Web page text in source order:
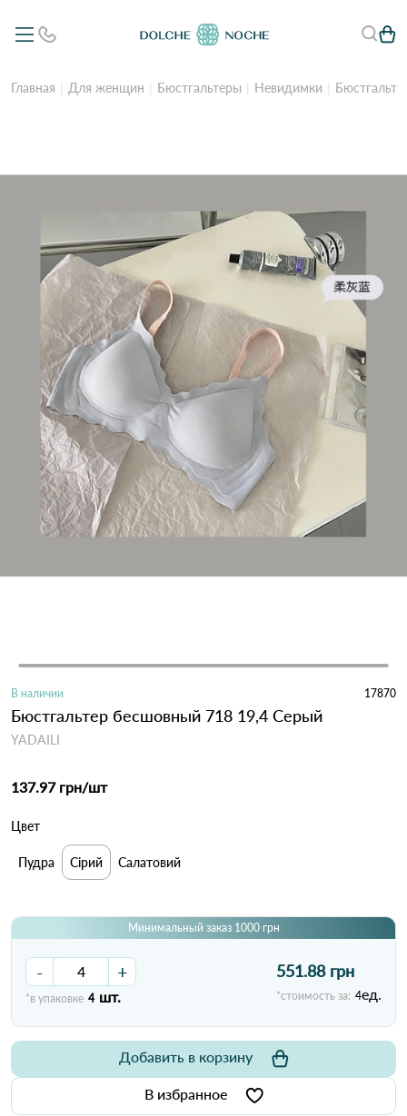
Главная Для женщин Бюстгальтеры Невидимки
В наличии 17870
Бюстгальтер бесшовный 718 19,4 Серый
YADAILI
137.97 грн/шт
Цвет
Пудра Сірий Салатовий
Минимальный заказ 1000 грн
- +
*в упаковке 4 шт.
551.88 грн
*стоимость за: 4ед.
В избранное
Добавить в корзину